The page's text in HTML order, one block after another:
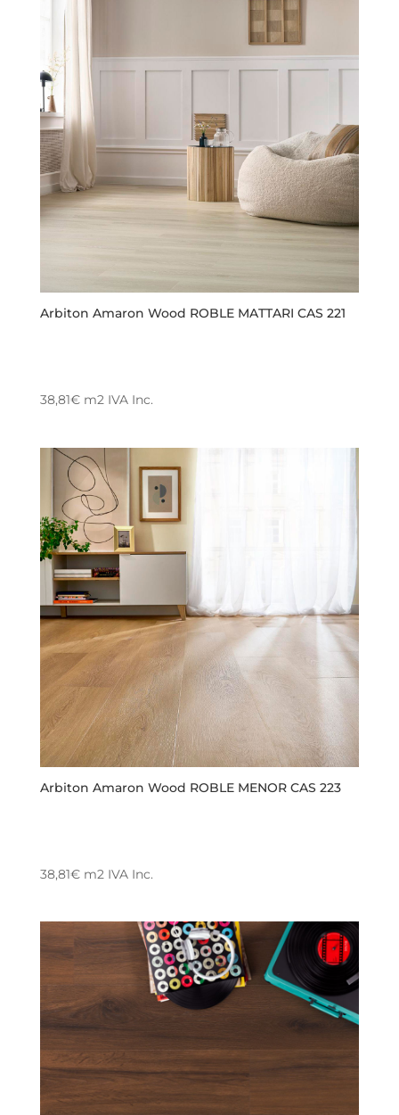
Arbiton Amaron Wood ROBLE MATTARI CAS 221
38,81€m2 IVA Inc.
Arbiton Amaron Wood ROBLE MENOR CAS 223
38,81€m2 IVA Inc.